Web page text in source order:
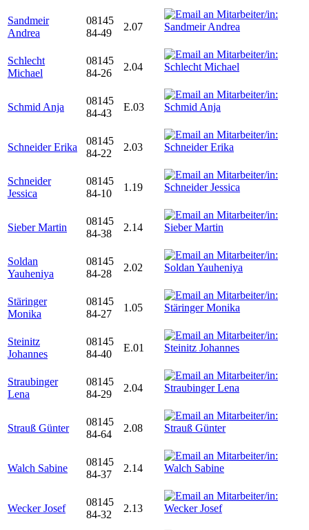
Sandmeir
Andrea
08145
84-49
2.07
Schlecht
Michael
08145
84-26
2.04
Schmid Anja
08145
84-43
E.03
Schneider Erika
08145
84-22
2.03
Schneider
Jessica
08145
84-10
1.19
Sieber Martin
08145
84-38
2.14
Soldan
Yauheniya
08145
84-28
2.02
Stäringer
Monika
08145
84-27
1.05
Steinitz
Johannes
08145
84-40
E.01
Straubinger
Lena
08145
84-29
2.04
Strauß Günter
08145
84-64
2.08
Walch Sabine
08145
84-37
2.14
Wecker Josef
08145
84-32
2.13